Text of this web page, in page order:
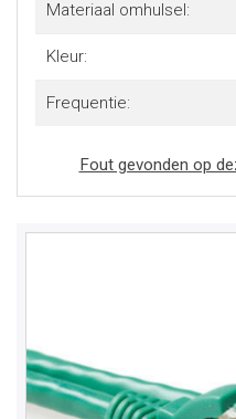
Materiaal omhulsel:
Kleur:
Frequentie:
Fout gevonden op